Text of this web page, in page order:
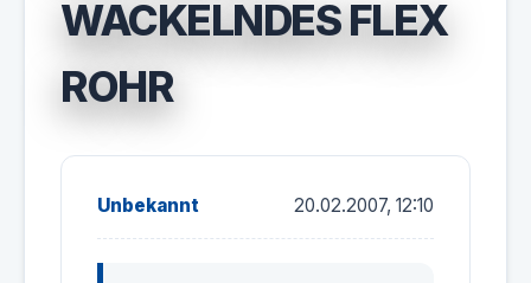
WACKELNDES FLEX
ROHR
Unbekannt 20.02.2007, 12:10